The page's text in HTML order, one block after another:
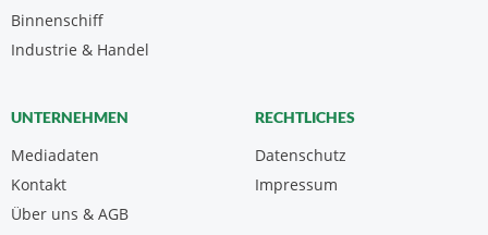
Binnenschiff
Industrie & Handel
UNTERNEHMEN
Mediadaten
Kontakt
Über uns & AGB
RECHTLICHES
Datenschutz
Impressum